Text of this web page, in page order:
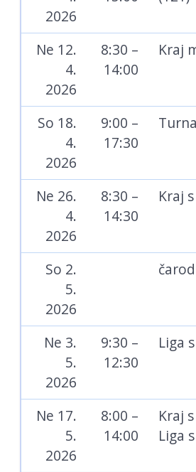
2026
Ne 12.
4.
2026
8:30 –
14:00
Kraj
So 18.
4.
2026
9:00 –
17:30
Ne 26.
4.
2026
8:30 –
14:30
Kraj
So 2.
5.
2026
Ne 3.
5.
2026
9:30 –
12:30
Liga
Ne 17.
5.
2026
8:00 –
14:00
Kraj
Liga